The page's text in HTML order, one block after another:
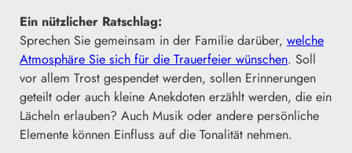
Ein nützlicher Ratschlag:
Sprechen Sie gemeinsam in der Familie darüber, welche
Atmosphäre Sie sich für die Trauerfeier wünschen. Soll
vor allem Trost gespendet werden, sollen Erinnerungen
geteilt oder auch kleine Anekdoten erzählt werden, die ein
Lächeln erlauben? Auch Musik oder andere persönliche
Elemente können Einfluss auf die Tonalität nehmen.